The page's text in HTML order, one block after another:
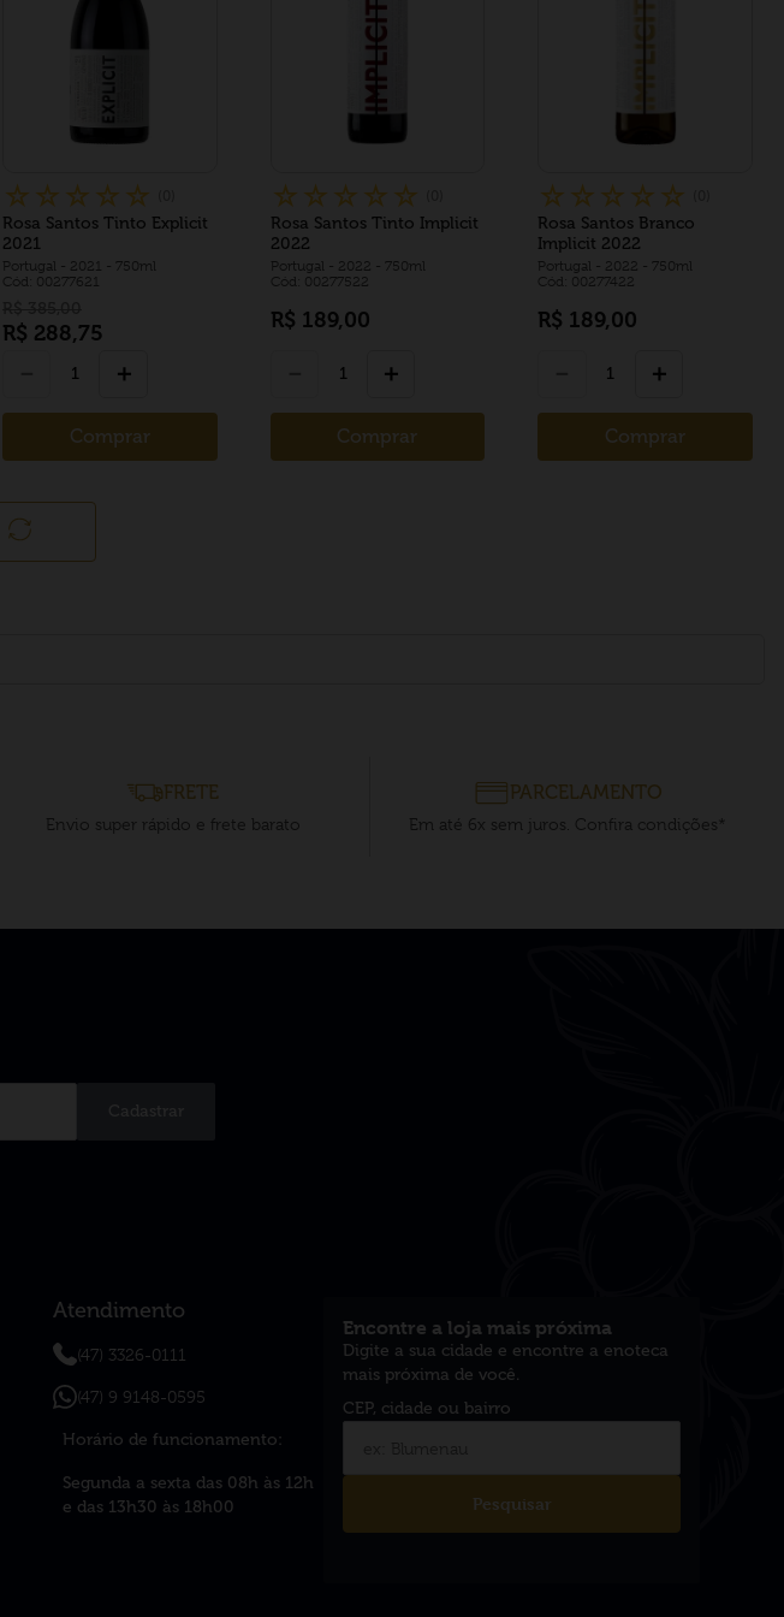
☆ ☆ ☆ ☆ ☆
Rosa Santos Tinto Explicit
2021
Portugal - 2021 - 750ml
Cód: 00277621
R$ 288,75
＋
Comprar
☆ ☆ ☆ ☆ ☆
Rosa Santos Tinto Implicit
2022
Portugal - 2022 - 750ml
Cód: 00277522
R$ 189,00
＋
Comprar
☆ ☆ ☆ ☆ ☆
Rosa Santos Branco
Implicit 2022
Portugal - 2022 - 750ml
Cód: 00277422
R$ 189,00
＋
Comprar
FRETE
Envio super rápido e frete barato
PARCELAMENTO
Em até 6x sem juros. Confira condições*
Atendimento
(47) 3326-0111
(47) 9 9148-0595
Horário de funcionamento:
Segunda a sexta das 08h às 12h
e das 13h30 às 18h00
Encontre a loja mais próxima
Digite a sua cidade e encontre a enoteca
mais próxima de você.
Pesquisar